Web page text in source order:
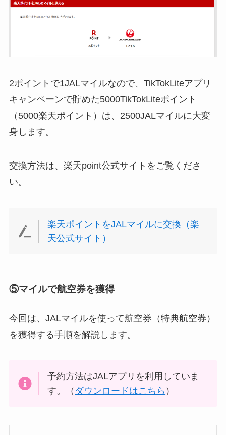
2ポイントで1JALマイルなので、TikTokLiteアプリ
キャンペーンで貯めた5000TikTokLiteポイント
（5000楽天ポイント）は、2500JALマイルに大変
身します。
交換方法は、楽天point公式サイトをご覧くださ
い。
楽天ポイントをJALマイルに交換（楽
天公式サイト）
⑤マイルで航空券を獲得
今回は、JALマイルを使って航空券（特典航空券）
を獲得する手順を解説します。
予約方法はJALアプリを利用していま
す。（ ダウンロードはこちら ）